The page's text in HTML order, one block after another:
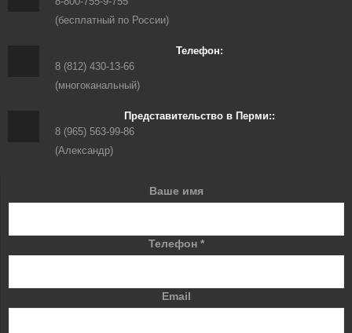
(бесплатный по России)
Телефон:
8 (812) 430-13-66
(многоканальный)
Представительство в Перми::
8 (965) 563-99-86
(Александр)
Ваше имя
Телефон *
Email